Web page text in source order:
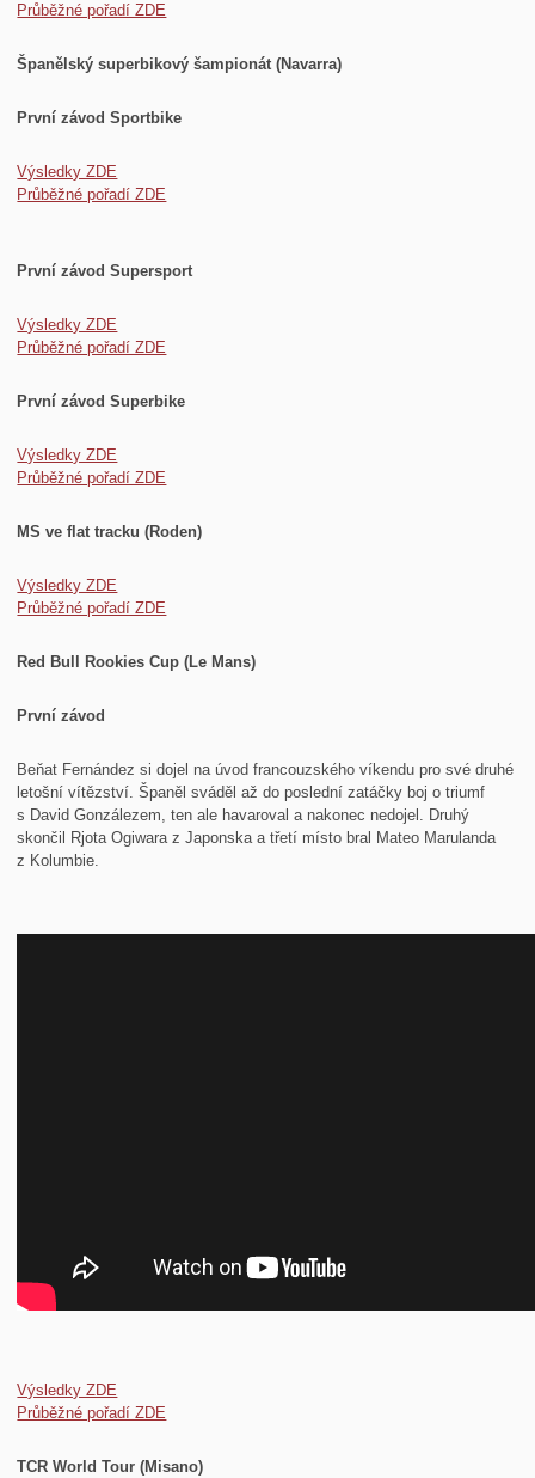
Průběžné pořadí ZDE
Španělský superbikový šampionát (Navarra)
První závod Sportbike
Výsledky ZDE
Průběžné pořadí ZDE
První závod Supersport
Výsledky ZDE
Průběžné pořadí ZDE
První závod Superbike
Výsledky ZDE
Průběžné pořadí ZDE
MS ve flat tracku (Roden)
Výsledky ZDE
Průběžné pořadí ZDE
Red Bull Rookies Cup (Le Mans)
První závod
Beňat Fernández si dojel na úvod francouzského víkendu pro své druhé
letošní vítězství. Španěl sváděl až do poslední zatáčky boj o triumf
s David Gonzálezem, ten ale havaroval a nakonec nedojel. Druhý
skončil Rjota Ogiwara z Japonska a třetí místo bral Mateo Marulanda
z Kolumbie.
Výsledky ZDE
Průběžné pořadí ZDE
TCR World Tour (Misano)